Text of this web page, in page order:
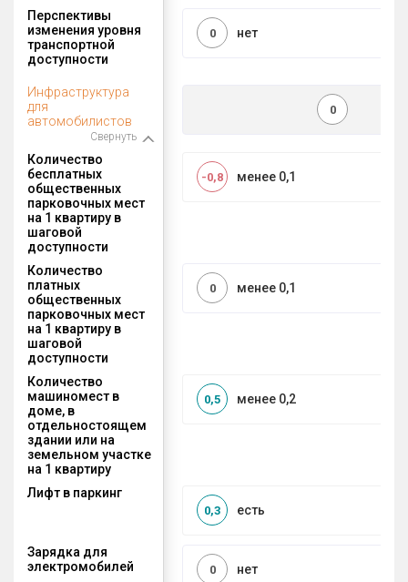
Перспективы
изменения уровня
транспортной
доступности
нет
0
Инфраструктура
для
автомобилистов
Свернуть
0
Количество
бесплатных
общественных
парковочных мест
на 1 квартиру в
шаговой
доступности
менее 0,1
-0,8
Количество
платных
общественных
парковочных мест
на 1 квартиру в
шаговой
доступности
менее 0,1
0
Количество
машиномест в
доме, в
отдельностоящем
здании или на
земельном участке
на 1 квартиру
менее 0,2
0,5
Лифт в паркинг
есть
0,3
Зарядка для
электромобилей
нет
0